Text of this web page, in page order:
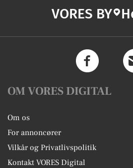
VORES BY
OM VORES DIGITAL
Om os
For annoncører
Vilkår og Privatlivspolitik
Kontakt VORES Digital